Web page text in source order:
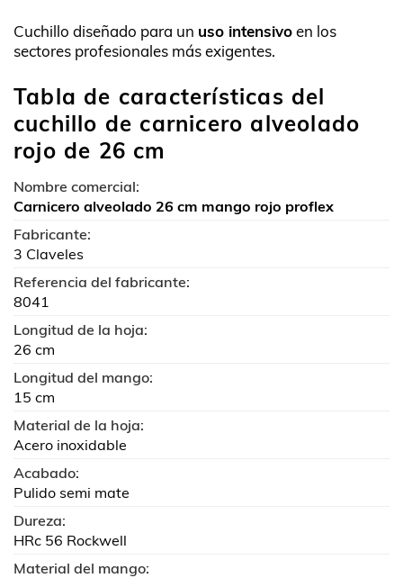
Cuchillo diseñado para un uso intensivoen los
sectores profesionales más exigentes.
Tabla de características del
cuchillo de carnicero alveolado
rojo de 26 cm
Nombre comercial:
Carnicero alveolado 26 cm mango rojo proflex
Fabricante:
3 Claveles
Referencia del fabricante:
8041
Longitud de la hoja:
26 cm
Longitud del mango:
15 cm
Material de la hoja:
Acero inoxidable
Acabado:
Pulido semi mate
Dureza:
HRc 56 Rockwell
Material del mango: